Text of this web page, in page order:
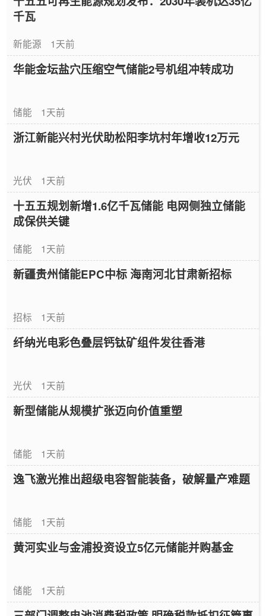
千瓦
新能源 1天前
华能金坛盐穴压缩空气储能2号机组冲转成功
储能 1天前
浙江新能兴村光伏助松阳李坑村年增收12万元
光伏 1天前
十五五规划新增1.6亿千瓦储能 电网侧独立储能
成保供关键
储能 1天前
新疆贵州储能EPC中标 海南河北甘肃新招标
招标 1天前
纤纳光电彩色叠层钙钛矿组件发往香港
光伏 1天前
新型储能从规模扩张迈向价值重塑
储能 1天前
逸飞激光推出超级电容智能装备，破解量产难题
储能 1天前
黄河实业与金浦投资设立5亿元储能并购基金
储能 1天前